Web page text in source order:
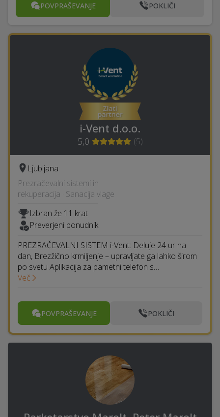
POVPRAŠEVANJE POKLIČI
i-Vent d.o.o.
5,0 (5)
Ljubljana
Prezračevalni sistemi in
rekuperacija · Sanacija vlage
Izbran že 11 krat
Preverjeni ponudnik
PREZRAČEVALNI SISTEM i-Vent: Deluje 24 ur na
dan, Brezžično krmiljenje – upravljate ga lahko širom
po svetu Aplikacija za pametni telefon s…
Več
POVPRAŠEVANJE POKLIČI